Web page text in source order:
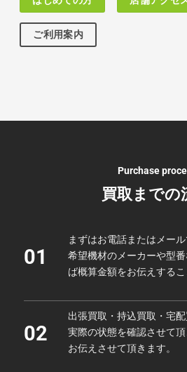
ご利用案内
Purchase
買取までの
01
まずはお電話またはメー
希望機材のメーカーや型
ば概算金額をお伝えするこ
02
出張買取・持込買取・宅
実際の状態を確認させて
お伝えさせて頂きます。